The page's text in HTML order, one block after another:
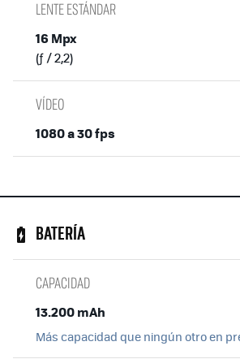
LENTE ESTÁNDAR
16 Mpx
(ƒ / 2,2)
VÍDEO
1080 a 30 fps
BATERÍA
CAPACIDAD
13.200 mAh
Más capacidad que ningún otro en